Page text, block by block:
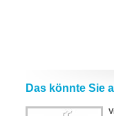
Das könnte Sie